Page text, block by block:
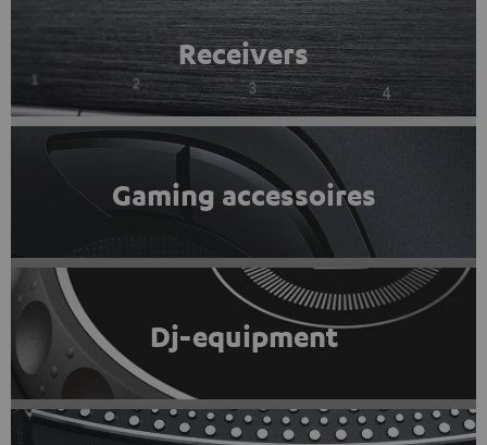
Receivers
Gaming accessoires
Dj-equipment